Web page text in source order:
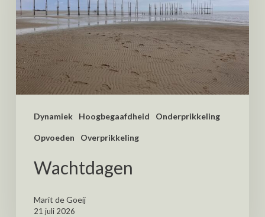
Dynamiek Hoogbegaafdheid Onderprikkeling
Opvoeden Overprikkeling
Wachtdagen
Marit de Goeij
21 juli 2026